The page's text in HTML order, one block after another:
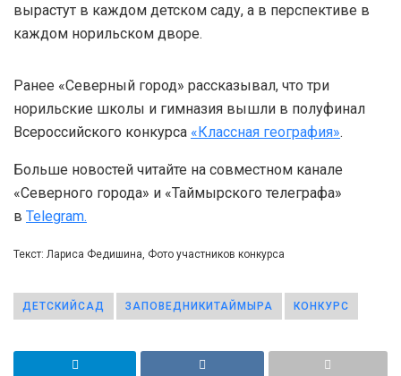
вырастут в каждом детском саду, а в перспективе в
каждом норильском дворе.
Ранее «Северный город» рассказывал, что три
норильские школы и гимназия вышли в полуфинал
Всероссийского конкурса «Классная география».
Больше новостей читайте на совместном канале
«Северного города» и «Таймырского телеграфа»
в Telegram.
Текст: Лариса Федишина, Фото участников конкурса
ДЕТСКИЙСАД ЗАПОВЕДНИКИТАЙМЫРА КОНКУРС